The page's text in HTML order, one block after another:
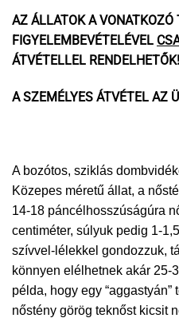
AZ ÁLLATOK A VONATKOZÓ
FIGYELEMBEVÉTELÉVEL
ÁTVÉTELLEL RENDELHETŐK!
A SZEMÉLYES ÁTVÉTEL AZ
A bozótos, sziklás
Közepes méretű állat, a
14-18 páncélhosszúságúra
centiméter, súlyuk pedig 1-
szívvel-lélekkel gondozzuk,
könnyen elélhetnek akár 25-
példa, hogy egy
nőstény görög teknőst kicsit